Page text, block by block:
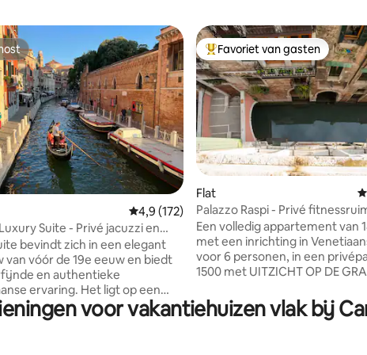
van 4,98 op 5, 376 recensies
Gemiddelde beoordeling van 4,9 op 5, 172
4,9 (172)
Suite - Privé jacuzzi en
bevindt zich in een elegant
van vóór de 19e eeuw en biedt
en authentieke
ervaring. Het ligt op een
afstand van het Canal
op vijf minuten lopen van
Topfavoriet van gasten
Favoriet van gasten
Flat
Palazzo Raspi - Privé
Een volledig appartement van
met een inrichting in
voor 6 personen, in een
1500 met UITZICHT OP DE
de 1e verdieping heeft het
2 slaapkamers, 2 douches en 3
voor vakantiehuizen vlak bij